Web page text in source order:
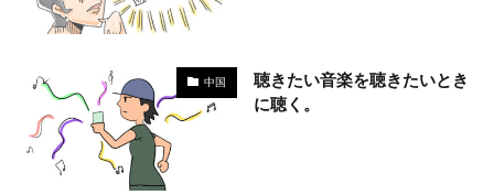
中国
聴きたい音楽を聴きたいとき
に聴く。